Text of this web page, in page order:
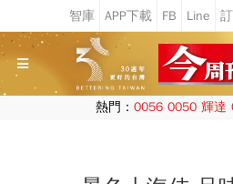
熱門： 0056 0050 輝達